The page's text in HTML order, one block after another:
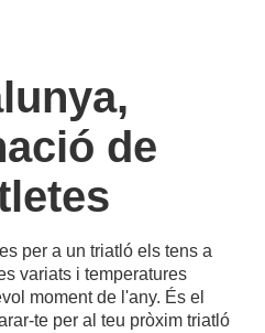
de
per a un triatló els tens a
variats i temperatures
moment de l'any. És el
te per al teu pròxim triatló